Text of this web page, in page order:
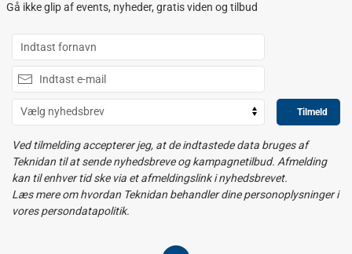
Gå ikke glip af events, nyheder, gratis viden og tilbud
Tilmeld
Ved tilmelding accepterer jeg, at de indtastede data bruges af
Teknidan til at sende nyhedsbreve og kampagnetilbud. Afmelding
kan til enhver tid ske via et afmeldingslink i nyhedsbrevet.
Læs mere om hvordan Teknidan behandler dine personoplysninger i
vores persondatapolitik.